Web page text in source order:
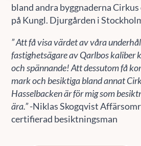
bland andra byggnaderna Cirkus
på Kungl. Djurgården i
”Att få visa värdet av våra
fastighetsägare av Qarlbos kaliber
och spännande! Att dessutom få
mark och besiktiga bland annat
Hasselbacken är för mig som
ära.”-Niklas Skogqvist
certifierad besiktningsman